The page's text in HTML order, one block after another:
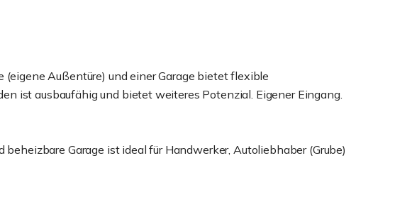
(eigene Außentüre) und einer Garage bietet flexible
ist ausbaufähig und bietet weiteres Potenzial. Eigener Eingang.
beheizbare Garage ist ideal für Handwerker, Autoliebhaber (Grube)